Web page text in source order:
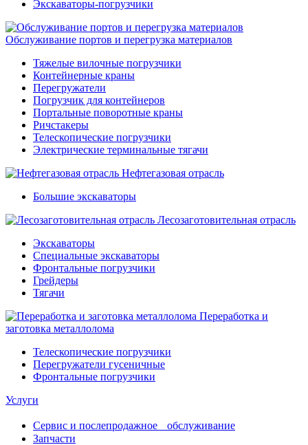
Экскаваторы-погрузчики
Обслуживание портов и перегрузка материалов
Тяжелые вилочные погрузчики
Контейнерные краны
Перегружатели
Погрузчик для контейнеров
Портальные поворотные краны
Ричстакеры
Телескопические погрузчики
Электрические терминальные тягачи
Нефтегазовая отрасль
Большие экскаваторы
Лесозаготовительная отрасль
Экскаваторы
Специальные экскаваторы
Фронтальные погрузчики
Грейдеры
Тягачи
Переработка и
заготовка металлолома
Телескопические погрузчики
Перегружатели гусеничные
Фронтальные погрузчики
Услуги
Сервис и послепродажное обслуживание
Запчасти